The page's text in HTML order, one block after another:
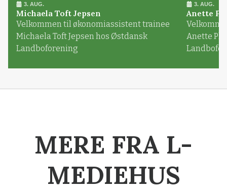
3. AUG.
Michaela Toft Jepsen
Velkommen til økonomiassistent trainee
Michaela Toft Jepsen hos Østdansk
Landboforening
3. AUG.
Anette
Anette
MERE FRA L-
MEDIEHUS